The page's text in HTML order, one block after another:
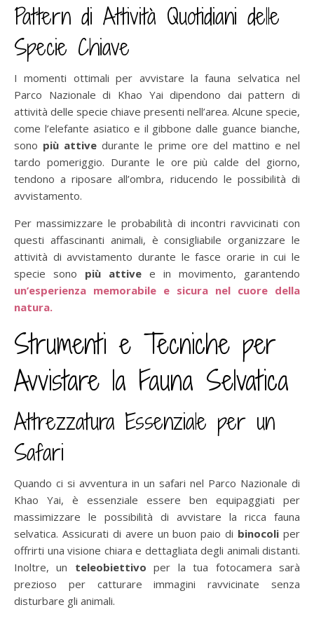
Pattern di Attività Quotidiani delle
Specie Chiave
I momenti ottimali per avvistare la fauna selvatica nel
Parco Nazionale di Khao Yai dipendono dai pattern di
attività delle specie chiave presenti nell’area. Alcune specie,
come l’elefante asiatico e il gibbone dalle guance bianche,
sono più attive durante le prime ore del mattino e nel
tardo pomeriggio. Durante le ore più calde del giorno,
tendono a riposare all’ombra, riducendo le possibilità di
avvistamento.
Per massimizzare le probabilità di incontri ravvicinati con
questi affascinanti animali, è consigliabile organizzare le
attività di avvistamento durante le fasce orarie in cui le
specie sono più attive e in movimento, garantendo
un’esperienza memorabile e sicura nel cuore della
natura.
Strumenti e Tecniche per
Avvistare la Fauna Selvatica
Attrezzatura Essenziale per un
Safari
Quando ci si avventura in un safari nel Parco Nazionale di
Khao Yai, è essenziale essere ben equipaggiati per
massimizzare le possibilità di avvistare la ricca fauna
selvatica. Assicurati di avere un buon paio di binocoli per
offrirti una visione chiara e dettagliata degli animali distanti.
Inoltre, un teleobiettivo per la tua fotocamera sarà
prezioso per catturare immagini ravvicinate senza
disturbare gli animali.